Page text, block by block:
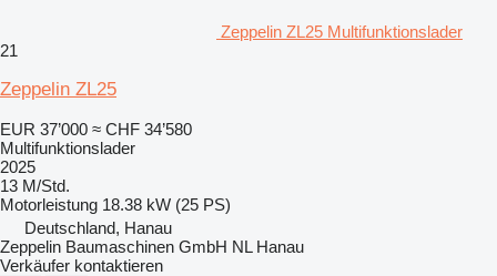
Zeppelin ZL25 Multifunktionslader
21
Zeppelin ZL25
EUR 37’000 ≈ CHF 34’580
Multifunktionslader
2025
13 M/Std.
Motorleistung 18.38 kW (25 PS)
Deutschland, Hanau
Zeppelin Baumaschinen GmbH NL Hanau
Verkäufer kontaktieren